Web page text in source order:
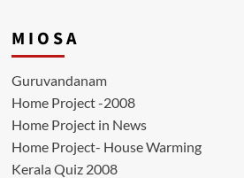
M I O S A
Guruvandanam
Home Project -2008
Home Project in News
Home Project- House Warming
Kerala Quiz 2008